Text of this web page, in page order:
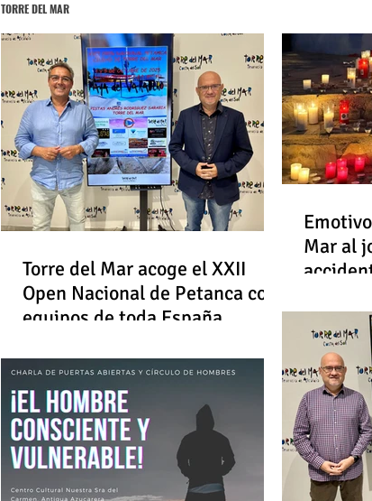
TORRE DEL MAR
Torre del Mar acoge el XXII
Open Nacional de Petanca con
equipos de toda España
Mar al